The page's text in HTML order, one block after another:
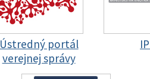
Ústredný portál
verejnej správy